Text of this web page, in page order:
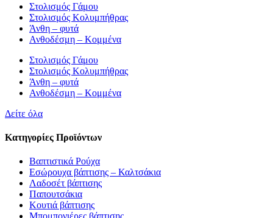
Στολισμός Γάμου
Στολισμός Κολυμπήθρας
Άνθη – φυτά
Ανθοδέσμη – Κομμένα
Στολισμός Γάμου
Στολισμός Κολυμπήθρας
Άνθη – φυτά
Ανθοδέσμη – Κομμένα
Δείτε όλα
Κατηγορίες Προϊόντων
Βαπτιστικά Ρούχα
Εσώρουχα βάπτισης – Καλτσάκια
Λαδοσέτ βάπτισης
Παπουτσάκια
Κουτιά βάπτισης